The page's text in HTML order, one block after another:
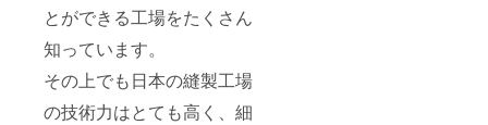
とができる工場をたくさん
知っています。
その上でも日本の縫製工場
の技術力はとても高く、細